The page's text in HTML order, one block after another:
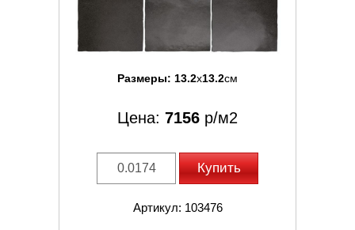
Размеры: 13.2x13.2см
Цена: 7156 р/м2
Купить
Артикул: 103476